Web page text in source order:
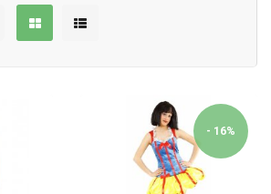
- 16%